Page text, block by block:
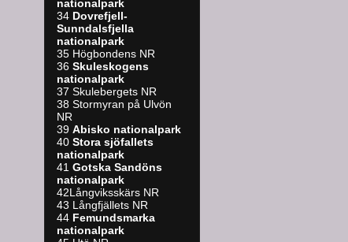
nationalpark
34 Dovrefjell-
Sunndalsfjella
nationalpark
35 Högbondens NR
36 Skuleskogens
nationalpark
37 Skulebergets NR
38 Stormyran på Ulvön
NR
39 Abisko nationalpark
40 Stora sjöfallets
nationalpark
41 Gotska Sandöns
nationalpark
42Långviksskärs NR
43 Långfjällets NR
44 Femundsmarka
nationalpark